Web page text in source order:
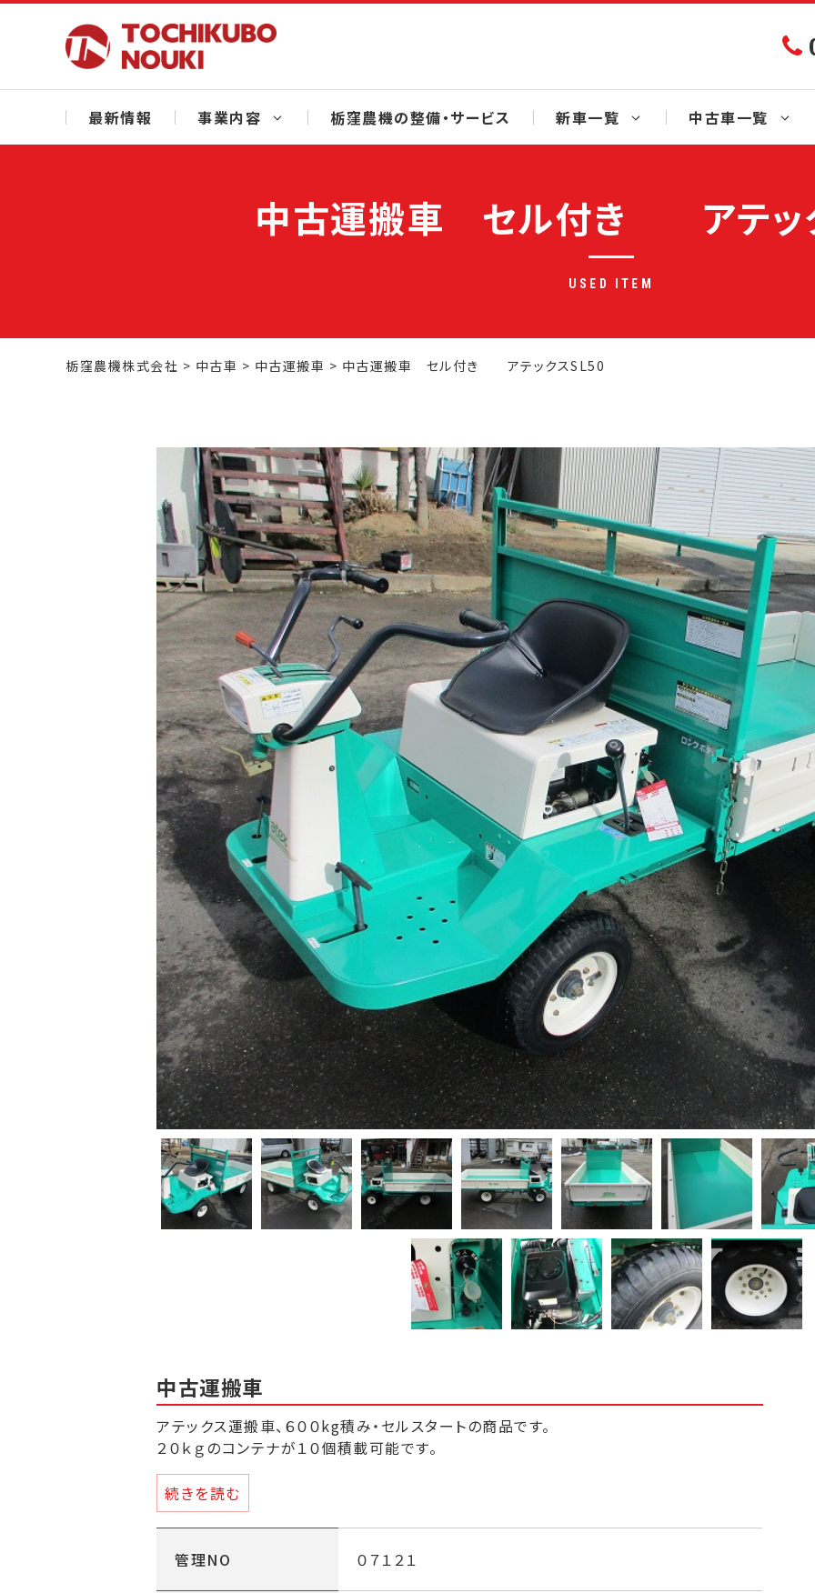
最新情報 事業内容 栃窪農機の整備・サービス 新車一覧 中古車一覧
中古運搬車 セル付き アテッ
USED ITEM
栃窪農機株式会社 > 中古車 > 中古運搬車 > 中古運搬車 セル付き アテックスSL50
中古運搬車
アテックス運搬車、６００kg積み・セルスタートの商品です。
２０ｋｇのコンテナが１０個積載可能です。
＊油脂類・ベルト類の消耗品は交換済みです。
・積載量 ６００ｋｇ
・エンジン出力 ６，３馬力
続きを読む
管理NO ０７１２１